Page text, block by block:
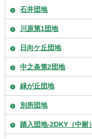
石井団地
川原第1団地
日向ケ丘団地
中之条第2団地
緑が丘団地
別所団地
踏入団地-2DKY（中耐）